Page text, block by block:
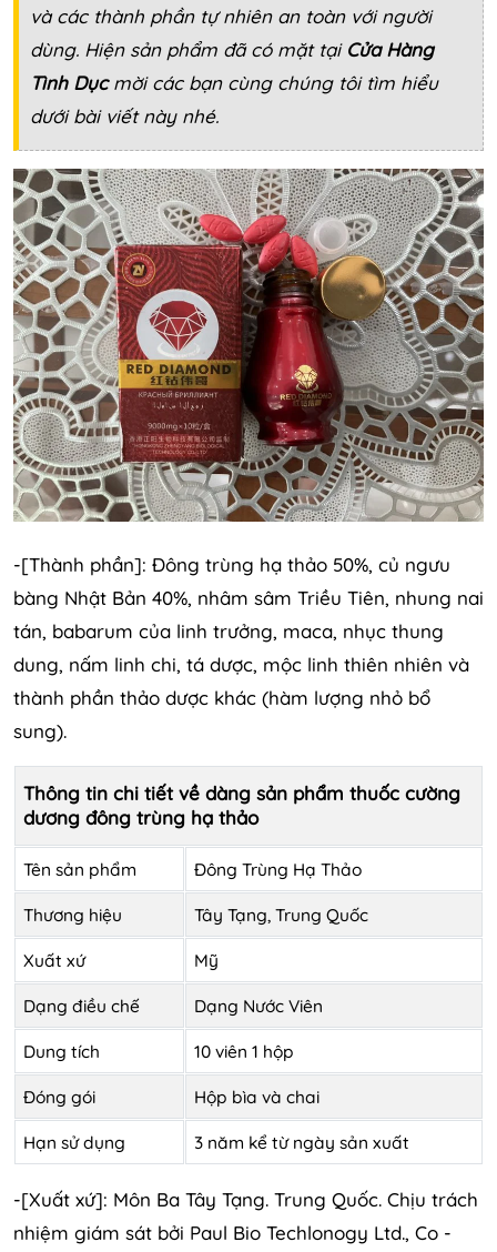
và các thành phần tự nhiên an toàn với người
dùng. Hiện sản phẩm đã có mặt tại Cửa Hàng
Tình Dụcmời các bạn cùng chúng tôi tìm hiểu
dưới bài viết này nhé.
-[Thành phần]: Đông trùng hạ thảo 50%, củ ngưu
bàng Nhật Bản 40%, nhâm sâm Triều Tiên, nhung nai
tán, babarum của linh trưởng, maca, nhục thung
dung, nấm linh chi, tá dược, mộc linh thiên nhiên và
thành phần thảo dược khác (hàm lượng nhỏ bổ
sung).
Thông tin chi tiết về dàng sản phẩm thuốc cường
dương đông trùng hạ thảo
Tên sản phẩm Đông Trùng Hạ Thảo
Thương hiệu Tây Tạng, Trung Quốc
Xuất xứ Mỹ
Dạng điều chế Dạng Nước Viên
Dung tích 10 viên 1 hộp
Đóng gói Hộp bìa và chai
Hạn sử dụng 3 năm kể từ ngày sản xuất
-[Xuất xứ]: Môn Ba Tây Tạng. Trung Quốc. Chịu trách
nhiệm giám sát bởi Paul Bio Techlonogy Ltd., Co -